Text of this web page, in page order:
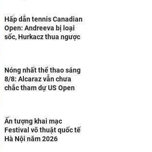
Hấp dẫn tennis Canadian
Open: Andreeva bị loại
sốc, Hurkacz thua ngược
Nóng nhất thể thao sáng
8/8: Alcaraz vẫn chưa
chắc tham dự US Open
Ấn tượng khai mạc
Festival võ thuật quốc tế
Hà Nội năm 2026